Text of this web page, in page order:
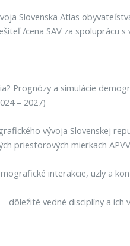
Slovenska Atlas
/cena SAV za spoluprácu s
Prognózy a simulácie
– 2027)
vývoja Slovenskej
priestorových mierkach
interakcie, uzly a
dôležité vedné disciplíny a ich